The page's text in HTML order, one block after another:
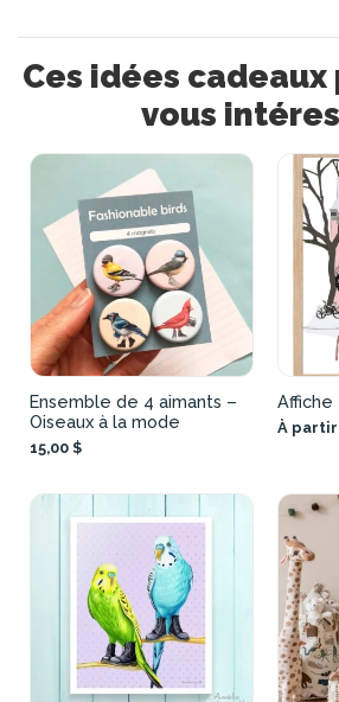
Ces idées
vous
Ensemble de 4 aimants –
Oiseaux à la mode
15,00 $
Affiche
À partir